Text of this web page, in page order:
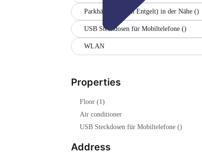
Parkhäuser (gegen Entgelt) in der Nähe ()
USB Steckdosen für Mobiltelefone ()
WLAN
Properties
Floor (1)
Air conditioner
USB Steckdosen für Mobiltelefone ()
Address